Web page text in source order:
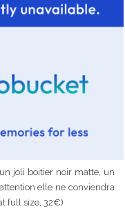
joli boitier noir matte, un
elle ne conviendra
full size, 32€)